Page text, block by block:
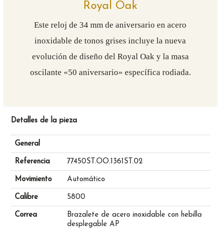
Royal Oak
Este reloj de 34 mm de aniversario en acero
inoxidable de tonos grises incluye la nueva
evolución de diseño del Royal Oak y la masa
oscilante «50 aniversario» específica rodiada.
Detalles de la pieza
General
Referencia 77450ST.OO.1361ST.02
Movimiento Automático
Calibre 5800
Correa
Brazalete de acero inoxidable con hebilla
desplegable AP